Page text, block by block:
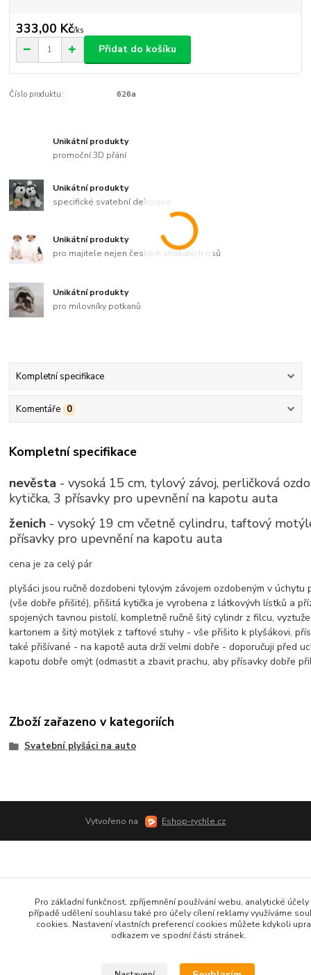
333,00 Kč/ks
Přidat do košíku
Číslo produktu: 626a
Unikátní produkty
promoční 3D přání
Unikátní produkty
specifické svatební dekorace
Unikátní produkty
pro majitele nejen českých strakatých psů
Unikátní produkty
pro milovníky potkanů
Kompletní specifikace
Komentáře 0
Kompletní specifikace
nevěsta - vysoká 15 cm, tylový závoj, perličková
kytička, 3 přísavky pro upevnění na kapotu auta
ženich - vysoký 19 cm včetně cylindru, taftový
přísavky pro upevnění na kapotu auta
cena je za celý pár
plyšáci jsou ručně dozdobeni tylovým závojem ozdobeným v úchytu
(vše dobře přišité), přišitá kytička je vyrobena z látkovývh lístků a
spojených tavnou pistolí, kompletně ručně šitý cylindr z filcu,
kartonem a šitý motýlek z taftové stuhy - vše přišito k plyšákovi,
také přišívané - na kapotě auta drží velmi dobře - doporučuji před
kapotu dobře omýt (odmastit a zbavit prachu, aby přísavky dobře
Zboží zařazeno v kategoriích
Svatební plyšáci na auto
Vytvořeno na Eshop-rychle.cz
Pro základní funkčnost, zpříjemnění používání webu, analytické účely
případě udělení souhlasu také pro účely cílení reklamy využíváme
cookies. Nastavení vlastních preferencí cookies můžete kdykoli
odkazem ve spodní části stránek.